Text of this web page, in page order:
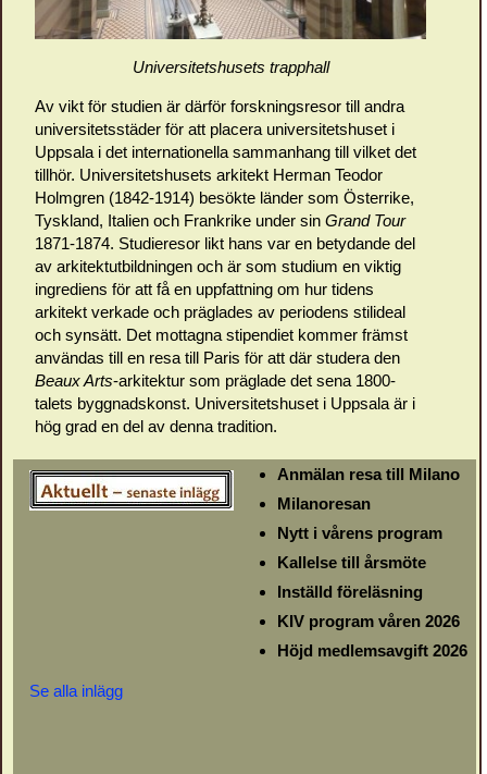
Universitetshusets trapphall
Av vikt för studien är därför forskningsresor till andra
universitetsstäder för att placera universitetshuset i
Uppsala i det internationella sammanhang till vilket det
tillhör. Universitetshusets arkitekt Herman Teodor
Holmgren (1842-1914) besökte länder som Österrike,
Tyskland, Italien och Frankrike under sin Grand Tour
1871-1874. Studieresor likt hans var en betydande del
av arkitektutbildningen och är som studium en viktig
ingrediens för att få en uppfattning om hur tidens
arkitekt verkade och präglades av periodens stilideal
och synsätt. Det mottagna stipendiet kommer främst
användas till en resa till Paris för att där studera den
Beaux Arts-arkitektur som präglade det sena 1800-
talets byggnadskonst. Universitetshuset i Uppsala är i
hög grad en del av denna tradition.
Anmälan resa till Milano
Milanoresan
Nytt i vårens program
Kallelse till årsmöte
Inställd föreläsning
KIV program våren 2026
Höjd medlemsavgift 2026
Se alla inlägg